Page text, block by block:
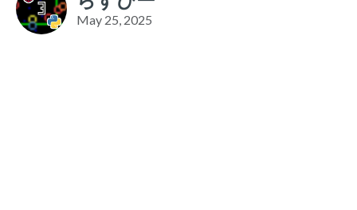
May 25, 2025